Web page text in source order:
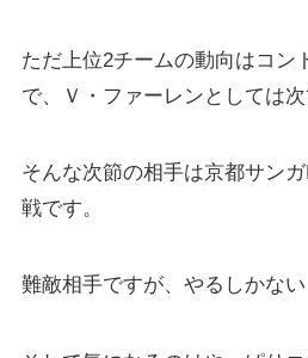
ただ上位2チームの動向はコン
で、Ｖ・ファーレンとしては次
そんな次節の相手は京都サンガ
戦です。
難敵相手ですが、やるしかない